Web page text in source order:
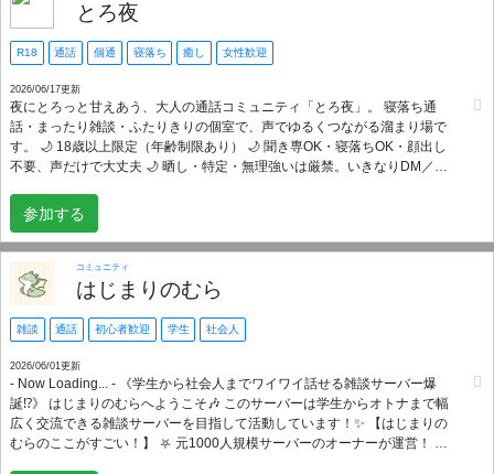
とろ夜
R18 通話 個通 寝落ち 癒し 女性歓迎
2026/06/17更新
夜にとろっと甘えあう、大人の通話コミュニティ「とろ夜」。 寝落ち通
話・まったり雑談・ふたりきりの個室で、声でゆるくつながる溜まり場で
す。 🌙 18歳以上限定（年齢制限あり） 🌙 聞き専OK・寝落ちOK・顔出し
不要、声だけで大丈夫 🌙 晒し・特定・無理強いは厳禁。いきなりDM／し
bot「とろ夜ちゃん」と運営が見てる安心の場所 🌙 女の子が安心して過ご
せる設計（男性はゆる審査・女子だけの部屋あり） ひとりの夜がさみしい
人、ただ誰かの声が聞きたいだけの人、そっと覗きにきてね。
参加する
コミュニティ
はじまりのむら
雑談 通話 初心者歓迎 学生 社会人
2026/06/01更新
- Now Loading... - 《学生から社会人までワイワイ話せる雑談サーバー爆
誕⁉️》 はじまりのむらへようこそ🎶 このサーバーは学生からオトナまで幅
広く交流できる雑談サーバーを目指して活動しています！✨ 【はじまりの
むらのここがすごい！】 ⛧ 元1000人規模サーバーのオーナーが運営！ ⛧